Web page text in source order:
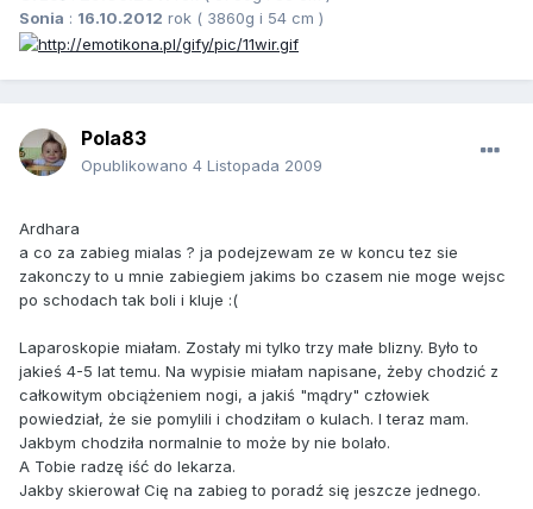
Sonia : 16.10.2012 rok ( 3860g i 54 cm )
Pola83
Opublikowano 4 Listopada 2009
Ardhara
a co za zabieg mialas ? ja podejzewam ze w koncu tez sie
zakonczy to u mnie zabiegiem jakims bo czasem nie moge wejsc
po schodach tak boli i kluje :(
Laparoskopie miałam. Zostały mi tylko trzy małe blizny. Było to
jakieś 4-5 lat temu. Na wypisie miałam napisane, żeby chodzić z
całkowitym obciążeniem nogi, a jakiś "mądry" człowiek
powiedział, że sie pomylili i chodziłam o kulach. I teraz mam.
Jakbym chodziła normalnie to może by nie bolało.
A Tobie radzę iść do lekarza.
Jakby skierował Cię na zabieg to poradź się jeszcze jednego.